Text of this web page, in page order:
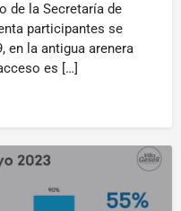
de la Secretaría de
participantes se
en la antigua arenera
es […]